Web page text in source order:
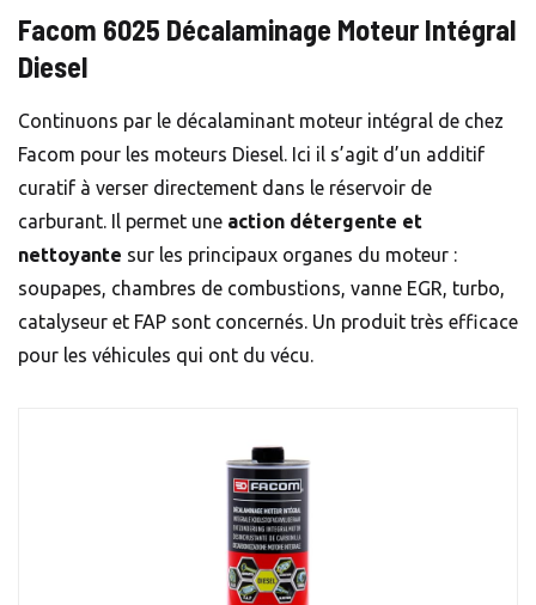
Facom 6025 Décalaminage Moteur Intégral
Diesel
Continuons par le décalaminant moteur intégral de chez
Facom pour les moteurs Diesel. Ici il s’agit d’un additif
curatif à verser directement dans le réservoir de
carburant. Il permet une action détergente et
nettoyante sur les principaux organes du moteur :
soupapes, chambres de combustions, vanne EGR, turbo,
catalyseur et FAP sont concernés. Un produit très efficace
pour les véhicules qui ont du vécu.